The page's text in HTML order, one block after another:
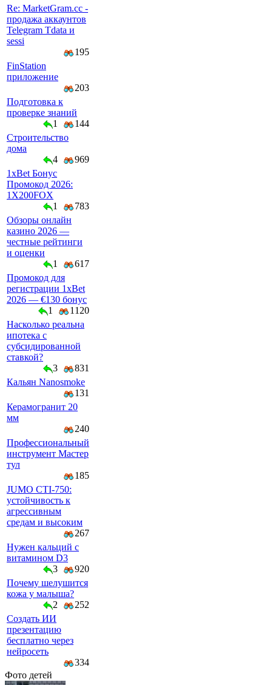
Re: MarketGram.cc -
продажа аккаунтов
Telegram Tdata и
sessi
195
FinStation
приложение
203
Подготовка к
проверке знаний
1
144
Строительство
дома
4
969
1xBet Бонус
Промокод 2026:
1X200FOX
1
783
Обзоры онлайн
казино 2026 —
честные рейтинги
и оценки
1
617
Промокод для
регистрации 1xBet
2026 — €130 бонус
1
1120
Насколько реальна
ипотека с
субсидированной
ставкой?
3
831
Кальян Nanosmoke
131
Керамогранит 20
мм
240
Профессиональный
инструмент Мастер
тул
185
JUMO CTI-750:
устойчивость к
агрессивным
средам и высоким
267
Нужен кальций с
витамином D3
3
920
Почему шелушится
кожа у малыша?
2
252
Создать ИИ
презентацию
бесплатно через
нейросеть
334
Фото детей